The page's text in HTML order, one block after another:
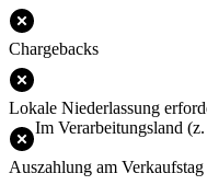
Chargebacks
Lokale Niederlassung
Im Verarbeitungsland
Auszahlung am Verkaufstag